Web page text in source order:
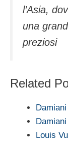
l’Asia,
una
preziosi
Related
Louis